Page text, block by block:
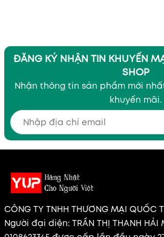
ĐĂNG KÝ NHẬN TIN KHUYẾN
SHOP
Nhận thông tin sản phẩm mới
khuyến mãi.
CÔNG TY TNHH THƯƠNG MẠI QUỐC
Người đại diện: TRẦN THỊ THANH HẢI